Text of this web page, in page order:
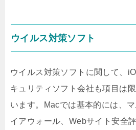
ウイルス対策ソフト
ウイルス対策ソフトに関して、
キュリティソフト会社も項目は
います。Macでは基本的には、
イアウォール、Webサイト安全